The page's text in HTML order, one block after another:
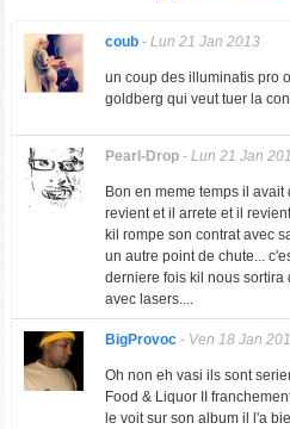
coub- Lun 21 Jan 2013
un coup des illuminatis pro
goldberg qui veut tuer la
Pearl-Drop- Lun 21 Jan
Bon en meme temps il avait
revient et il arrete et il
kil rompe son contrat avec
un autre point de chute...
derniere fois kil nous sortira
avec lasers....
BigProvoc- Ven 18 Jan
Oh non eh vasi ils sont
Food & Liquor II
le voit sur son album il l'a